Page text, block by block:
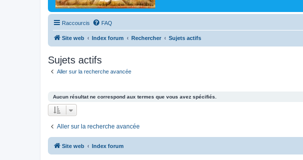
Raccourcis FAQ
Site web Index forum Rechercher Sujets actifs
Sujets actifs
Aller sur la recherche avancée
Aucun résultat ne correspond aux termes que vous avez spécifiés.
Aller sur la recherche avancée
Site web Index forum